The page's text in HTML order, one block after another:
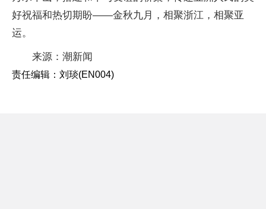
好祝福和热切期盼——金秋九月，相聚浙江，相聚亚
运。
来源：潮新闻
责任编辑：刘琰(EN004)